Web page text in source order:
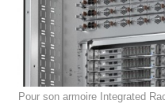
Pour son armoire Integrated